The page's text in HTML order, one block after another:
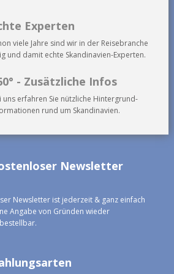
Experten
viele Jahre sind wir in der Reisebranche
und damit echte Skandinavien-Experten.
- Zusätzliche Infos
uns erfahren Sie nützliche Hintergrund-
rund um Skandinavien.
Newsletter
Newsletter ist jederzeit & ganz einfach
Angabe von Gründen wieder